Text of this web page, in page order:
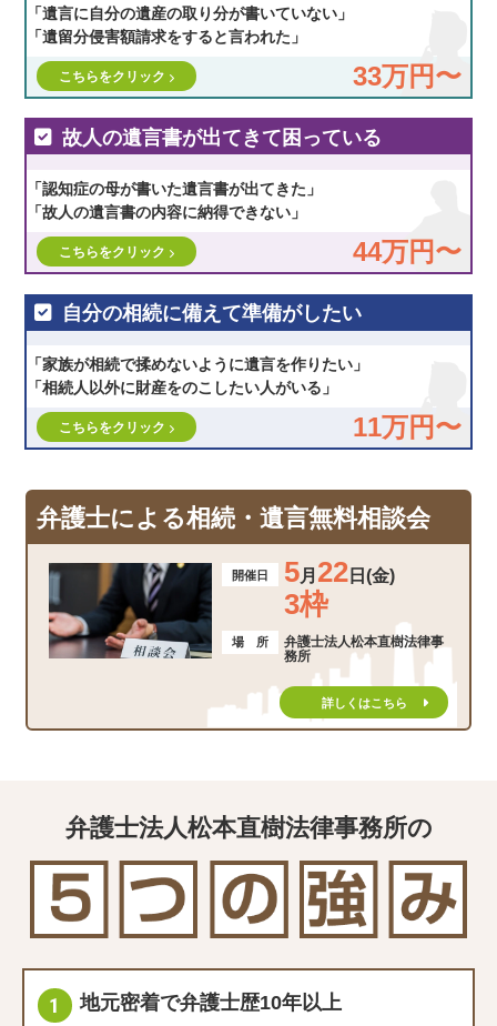
「遺言に自分の遺産の取り分が書いていない」
「遺留分侵害額請求をすると言われた」
33万円〜
こちらをクリック
故人の遺言書が出てきて困っている
「認知症の母が書いた遺言書が出てきた」
「故人の遺言書の内容に納得できない」
44万円〜
こちらをクリック
自分の相続に備えて準備がしたい
「家族が相続で揉めないように遺言を作りたい」
「相続人以外に財産をのこしたい人がいる」
11万円〜
こちらをクリック
弁護士による相続・遺言無料相談会
開催日 5月 22日(金)
3枠
場 所
弁護士法人松本直樹法律事
務所
詳しくはこちら
弁護士法人松本直樹法律事務所の
地元密着で弁護士歴10年以上